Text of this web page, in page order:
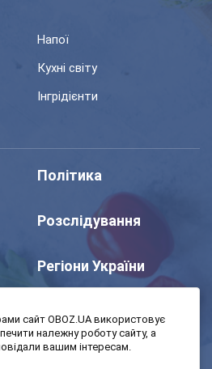
Напої
Кухні світу
Інгрідієнти
Політика
Розслідування
Регіони України
Авто
сайт OBOZ.UA використовує
належну роботу сайту, а
вашим інтересам.